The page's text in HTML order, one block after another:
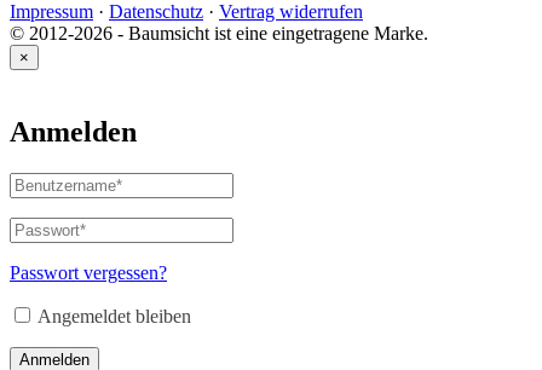
Impressum · Datenschutz · Vertrag widerrufen
© 2012-2026 - Baumsicht ist eine eingetragene Marke.
×
Anmelden
Benutzername
oder
E-
Mail-
Adresse*
Passwort*
Erforderlich
Passwort vergessen?
Angemeldet bleiben
Anmelden